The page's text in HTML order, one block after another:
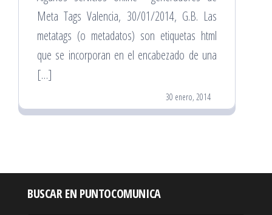
Meta Tags Valencia, 30/01/2014, G.B. Las
metatags (o metadatos) son etiquetas html
que se incorporan en el encabezado de una
[…]
30 enero, 2014
BUSCAR EN PUNTOCOMUNICA